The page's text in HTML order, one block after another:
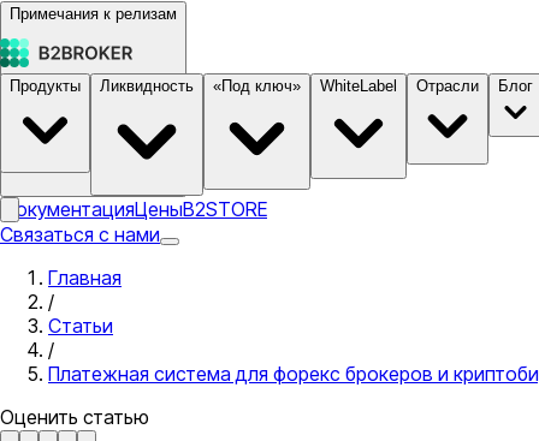
Примечания к релизам
ДокументацияЦеныB2STORE
Продукты Ликвидность «Под ключ» WhiteLabel Отрасли Блог
Связаться с нами
Главная
/
Статьи
/
Платежная система для форекс брокеров и
Оценить статью